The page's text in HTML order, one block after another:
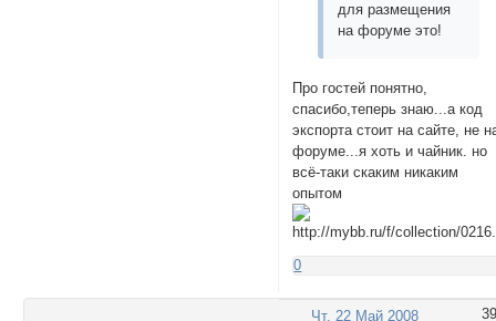
для размещения
на форуме это!
Про гостей понятно,
спасибо,теперь знаю...а код
экспорта стоит на сайте, не
форуме...я хоть и чайник. но
всё-таки скаким никаким
опытом
0
39
Чт, 22 Май 2008